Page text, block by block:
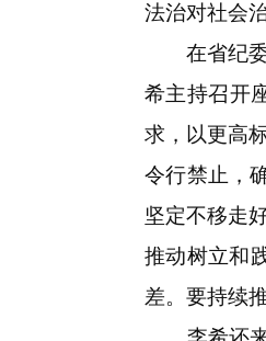
法治对社会
在省纪委
希主持召开
求，以更高
令行禁止，
坚定不移走
推动树立和
差。要持续